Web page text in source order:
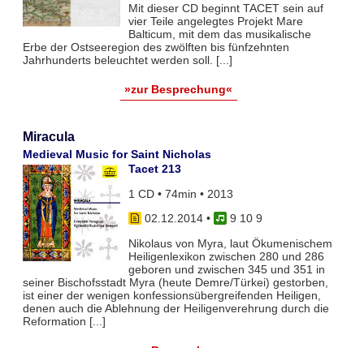
Mit dieser CD beginnt TACET sein auf
vier Teile angelegtes Projekt Mare
Balticum, mit dem das musikalische
Erbe der Ostseeregion des zwölften bis fünfzehnten
Jahrhunderts beleuchtet werden soll. [...]
»zur Besprechung«
Miracula
Medieval Music for Saint Nicholas
Tacet 213
1 CD • 74min • 2013
02.12.2014•
9 10 9
Nikolaus von Myra, laut Ökumenischem
Heiligenlexikon zwischen 280 und 286
geboren und zwischen 345 und 351 in
seiner Bischofsstadt Myra (heute Demre/Türkei) gestorben,
ist einer der wenigen konfessionsübergreifenden Heiligen,
denen auch die Ablehnung der Heiligenverehrung durch die
Reformation [...]